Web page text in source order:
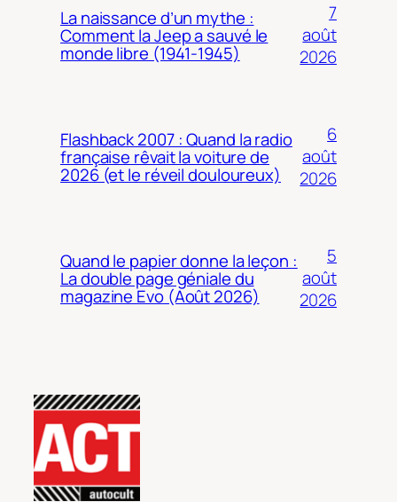
La naissance d’un mythe :
Comment la Jeep a sauvé le
monde libre (1941-1945)
7
août
2026
Flashback 2007 : Quand la radio
française rêvait la voiture de
2026 (et le réveil douloureux)
6
août
2026
Quand le papier donne la leçon :
La double page géniale du
magazine Evo (Août 2026)
5
août
2026